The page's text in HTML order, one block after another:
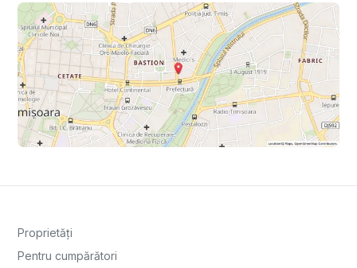
Proprietăți
Pentru cumpărători